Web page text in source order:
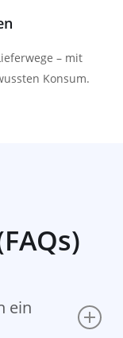
– mit
Konsum.
ein